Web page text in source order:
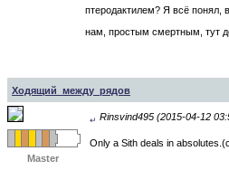
птеродактилем? Я всё понял,
нам, простым смертным, тут
Ходящий_между_рядов
Master
↵ Rinsvind495 (2015-04-12
Only a Sith deals in